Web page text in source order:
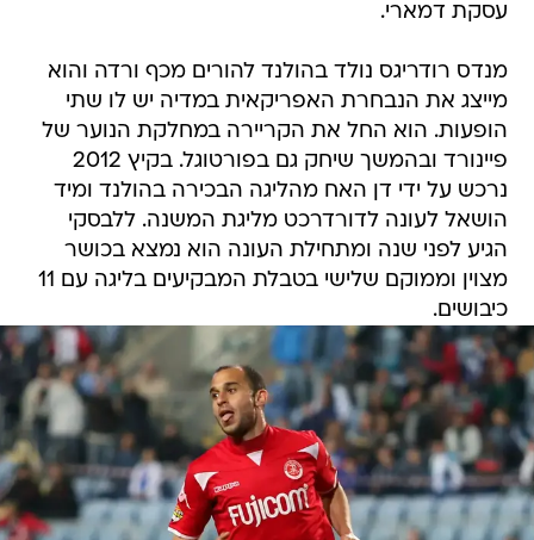
עסקת דמארי.
מנדס רודריגס נולד בהולנד להורים מכף ורדה והוא
מייצג את הנבחרת האפריקאית במדיה יש לו שתי
הופעות. הוא החל את הקריירה במחלקת הנוער של
פיינורד ובהמשך שיחק גם בפורטוגל. בקיץ 2012
נרכש על ידי דן האח מהליגה הבכירה בהולנד ומיד
הושאל לעונה לדורדרכט מליגת המשנה. ללבסקי
הגיע לפני שנה ומתחילת העונה הוא נמצא בכושר
מצוין וממוקם שלישי בטבלת המבקיעים בליגה עם 11
כיבושים.